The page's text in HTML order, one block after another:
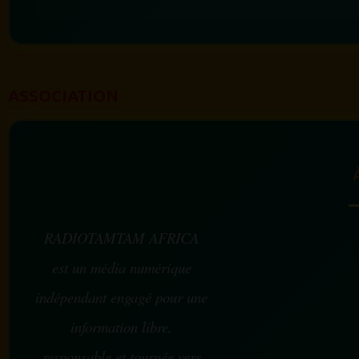
RADIOTAMTAM AFRICA
est un média numérique
indépendant engagé pour une
information libre,